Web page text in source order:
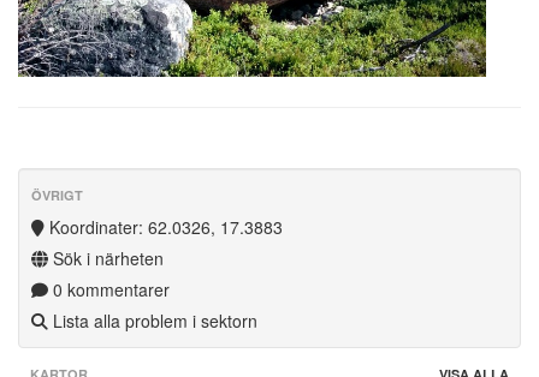
ÖVRIGT
Koordinater: 62.0326, 17.3883
Sök i närheten
0 kommentarer
Lista alla problem i sektorn